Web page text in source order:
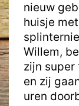
nieuw
huisje
Willem,
zijn
en zij
uren